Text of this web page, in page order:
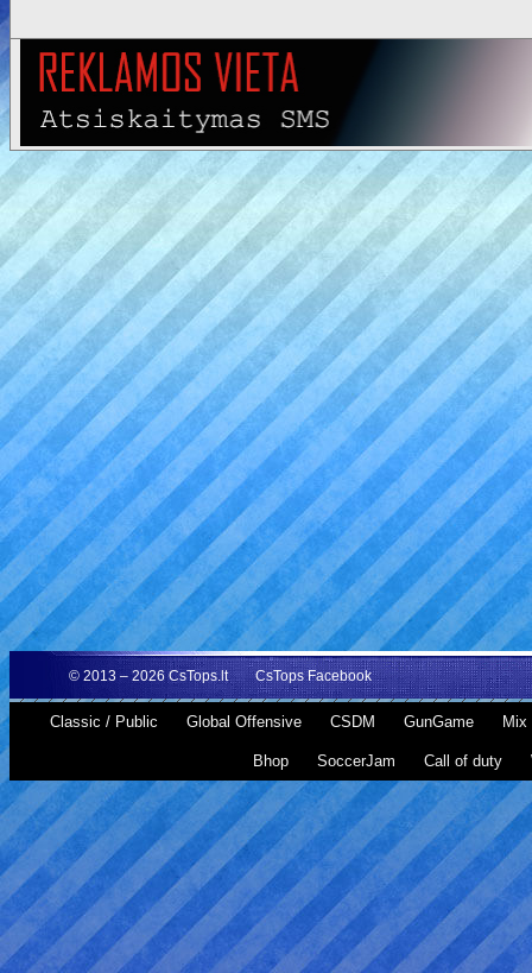
© 2013 – 2026 CsTops.lt CsTops Facebook
Classic / Public Global Offensive CSDM GunGame Mix
Bhop SoccerJam Call of duty